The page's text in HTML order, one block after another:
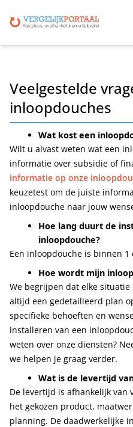
Veelgestelde
inloopdouches
Wat kost een
Wilt u alvast weten wat een
informatie over subsidie of
informatie op onze
keuzetest om de juiste
inloopdouche naar jouw
Hoe lang duurt de
inloopdouche?
Een inloopdouche is binnen 1
Hoe wordt mijn
We begrijpen dat elke
altijd een gedetailleerd plan
specifieke behoeften en
installeren van een
weten over onze diensten?
we helpen je graag verder.
Wat is de levertijd
De levertijd is afhankelijk van
het gekozen product,
planning. De daadwerkelijke